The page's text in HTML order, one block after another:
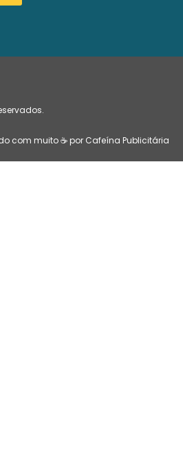
com muito ☕ por Cafeína Publicitária